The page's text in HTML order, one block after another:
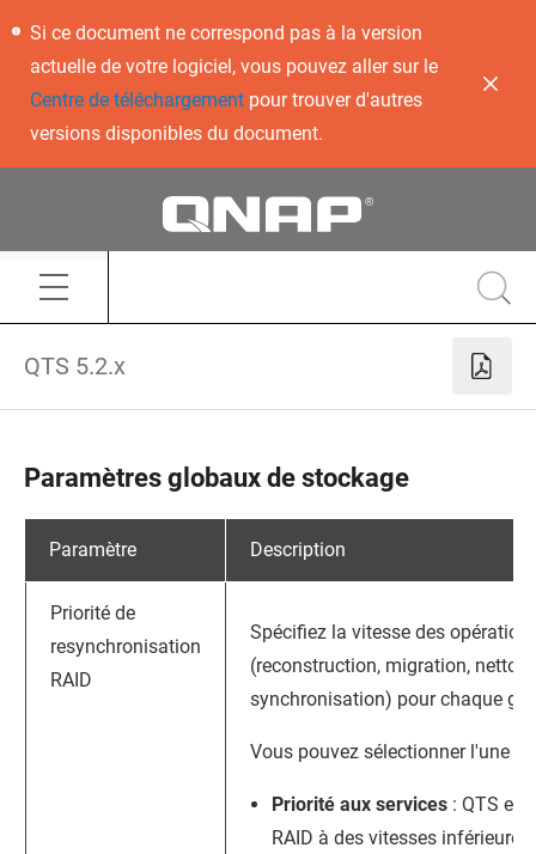
Si ce document ne correspond pas à la version
actuelle de votre logiciel, vous pouvez aller sur le
Centre de téléchargementpour trouver d'autres
versions disponibles du document.
QTS 5.2.x
Paramètres globaux de stockage
Paramètre Description
Priorité de
resynchronisation
RAID
Spécifiez la vitesse des
(reconstruction, migration,
synchronisation) pour chaque
Vous pouvez sélectionner l'une
Priorité aux services : QTS
RAID à des vitesses